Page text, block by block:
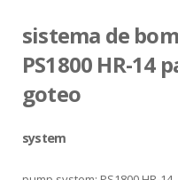
sistema de
PS1800 HR-14
goteo
system